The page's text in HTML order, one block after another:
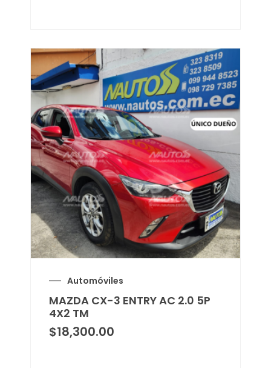
Automóviles
MAZDA CX-3 ENTRY AC 2.0 5P
4X2 TM
$18,300.00